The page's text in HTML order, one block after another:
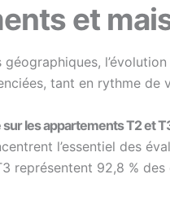
et
tant en rythme de
les appartements T2 et
l’essentiel des
représentent 92,8 %